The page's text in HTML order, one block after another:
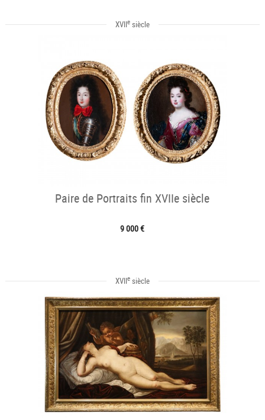
XVIIesiècle
Paire de Portraits fin XVIIe siècle
9 000 €
XVIIesiècle